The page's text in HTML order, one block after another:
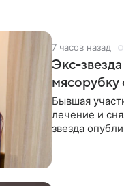
7 часов назад
Экс-
мясорубку
Бывшая
лечение и
звезда